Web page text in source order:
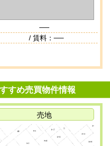
──
/ 賃料：──
すめ売買物件情報
売地